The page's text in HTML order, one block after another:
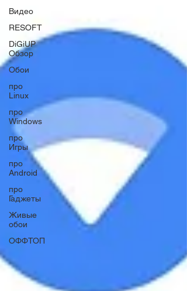
Видео
RESOFT
DiGiUP
Обзор
Обои
про
Linux
про
Windows
про
Игры
про
Android
про
Гаджеты
Живые
обои
ОФФТОП